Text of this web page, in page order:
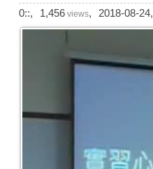
0::, 1,456 views, 2018-08-24,